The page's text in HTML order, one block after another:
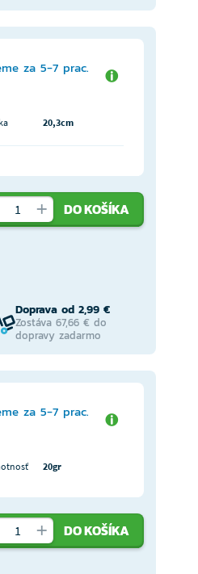
za 5-7 prac.
20,3cm
DO KOŠÍKA
Doprava od 2,99 €
Zostáva 67,66 € do
dopravy zadarmo
za 5-7 prac.
20gr
DO KOŠÍKA